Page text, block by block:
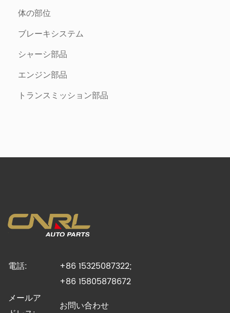
体の部位
ブレーキシステム
シャーシ部品
エンジン部品
トランスミッション部品
電話:
+86 15325087322;
+86 15805878672
メールア
お問い合わせ